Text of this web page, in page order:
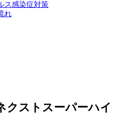
ス感染症対策
れ
クストスーパーハイ